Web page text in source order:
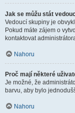
Jak se můžu stát
Vedoucí skupiny je
Pokud máte zájem o
kontaktovat
Nahoru
Proč mají některé
Je možné, že
barvu, aby bylo
Nahoru